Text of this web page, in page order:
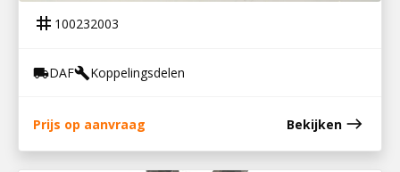
tag 100232003
local_shippingDAFbuildKoppelingsdelen
Prijs op aanvraag Bekijken east